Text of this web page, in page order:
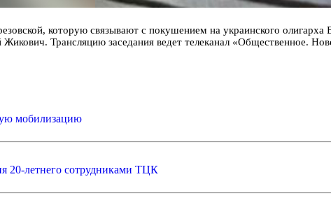
которую связывают с покушением на украинского
Трансляцию заседания ведет телеканал «Общественное.
мобилизацию
20-летнего сотрудниками ТЦК